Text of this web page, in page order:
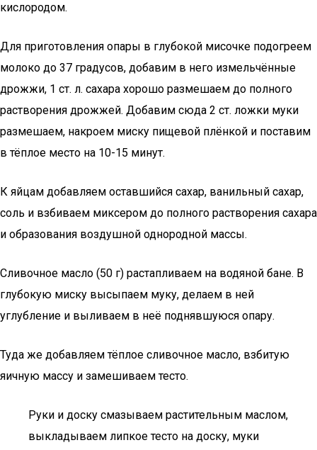
кислородом.
Для приготовления опары в глубокой мисочке подогреем
молоко до 37 градусов, добавим в него измельчённые
дрожжи, 1 ст. л. сахара хорошо размешаем до полного
растворения дрожжей. Добавим сюда 2 ст. ложки муки
размешаем, накроем миску пищевой плёнкой и поставим
в тёплое место на 10-15 минут.
К яйцам добавляем оставшийся сахар, ванильный сахар,
соль и взбиваем миксером до полного растворения сахара
и образования воздушной однородной массы.
Сливочное масло (50 г) растапливаем на водяной бане. В
глубокую миску высыпаем муку, делаем в ней
углубление и выливаем в неё поднявшуюся опару.
Туда же добавляем тёплое сливочное масло, взбитую
яичную массу и замешиваем тесто.
Руки и доску смазываем растительным маслом,
выкладываем липкое тесто на доску, муки